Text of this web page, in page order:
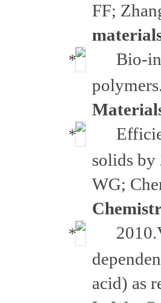
FF;
Bio-
solids by
WG;
2010.
acid) as